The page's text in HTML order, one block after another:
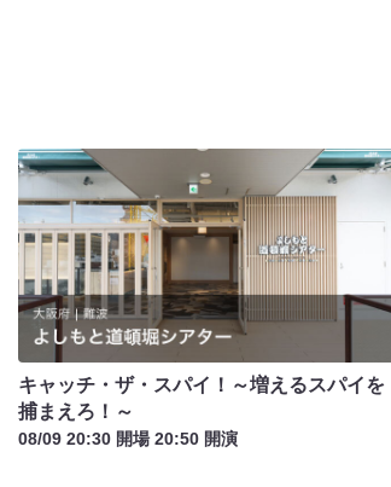
キャッチ・ザ・スパイ！～増えるスパイを
捕まえろ！～
08/09 20:30 開場 20:50 開演